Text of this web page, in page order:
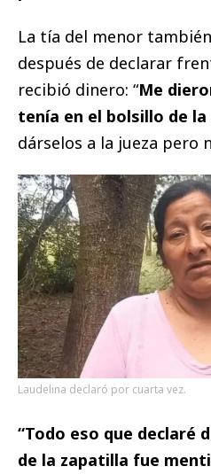
La tía del menor
después de declarar
recibió dinero: “Me
tenía en el bolsillo de la
dárselos a la jueza pero
Laudelina declaró por cuarta vez.
“Todo eso que declaré
de la zapatilla fue